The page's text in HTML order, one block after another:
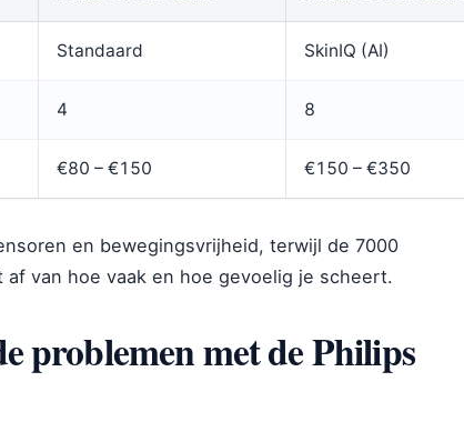
Standaard SkinIQ (AI)
4 8
€80 – €150 €150 – €350
en bewegingsvrijheid, terwijl de 7000
van hoe vaak en hoe gevoelig je scheert.
problemen met de Philips